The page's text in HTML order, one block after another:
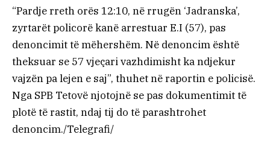
“Pardje rreth orës 12:10, në rrugën ‘Jadranska’,
zyrtarët policorë kanë arrestuar E.I (57), pas
denoncimit të mëhershëm. Në denoncim është
theksuar se 57 vjeçari vazhdimisht ka ndjekur
vajzën pa lejen e saj”, thuhet në raportin e policisë.
Nga SPB Tetovë njotojnë se pas dokumentimit të
plotë të rastit, ndaj tij do të parashtrohet
denoncim./Telegrafi/